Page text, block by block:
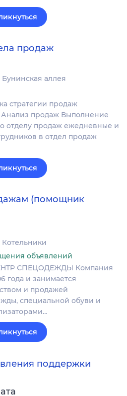
продаж
Бунинская аллея
стратегии продаж
продаж Выполнение
отделу продаж ежедневные и
в отдел продаж
(помощник
Котельники
объявлений
СПЕЦОДЕЖДЫ Компания
года и занимается
и продажей
специальной обуви и
поддержки